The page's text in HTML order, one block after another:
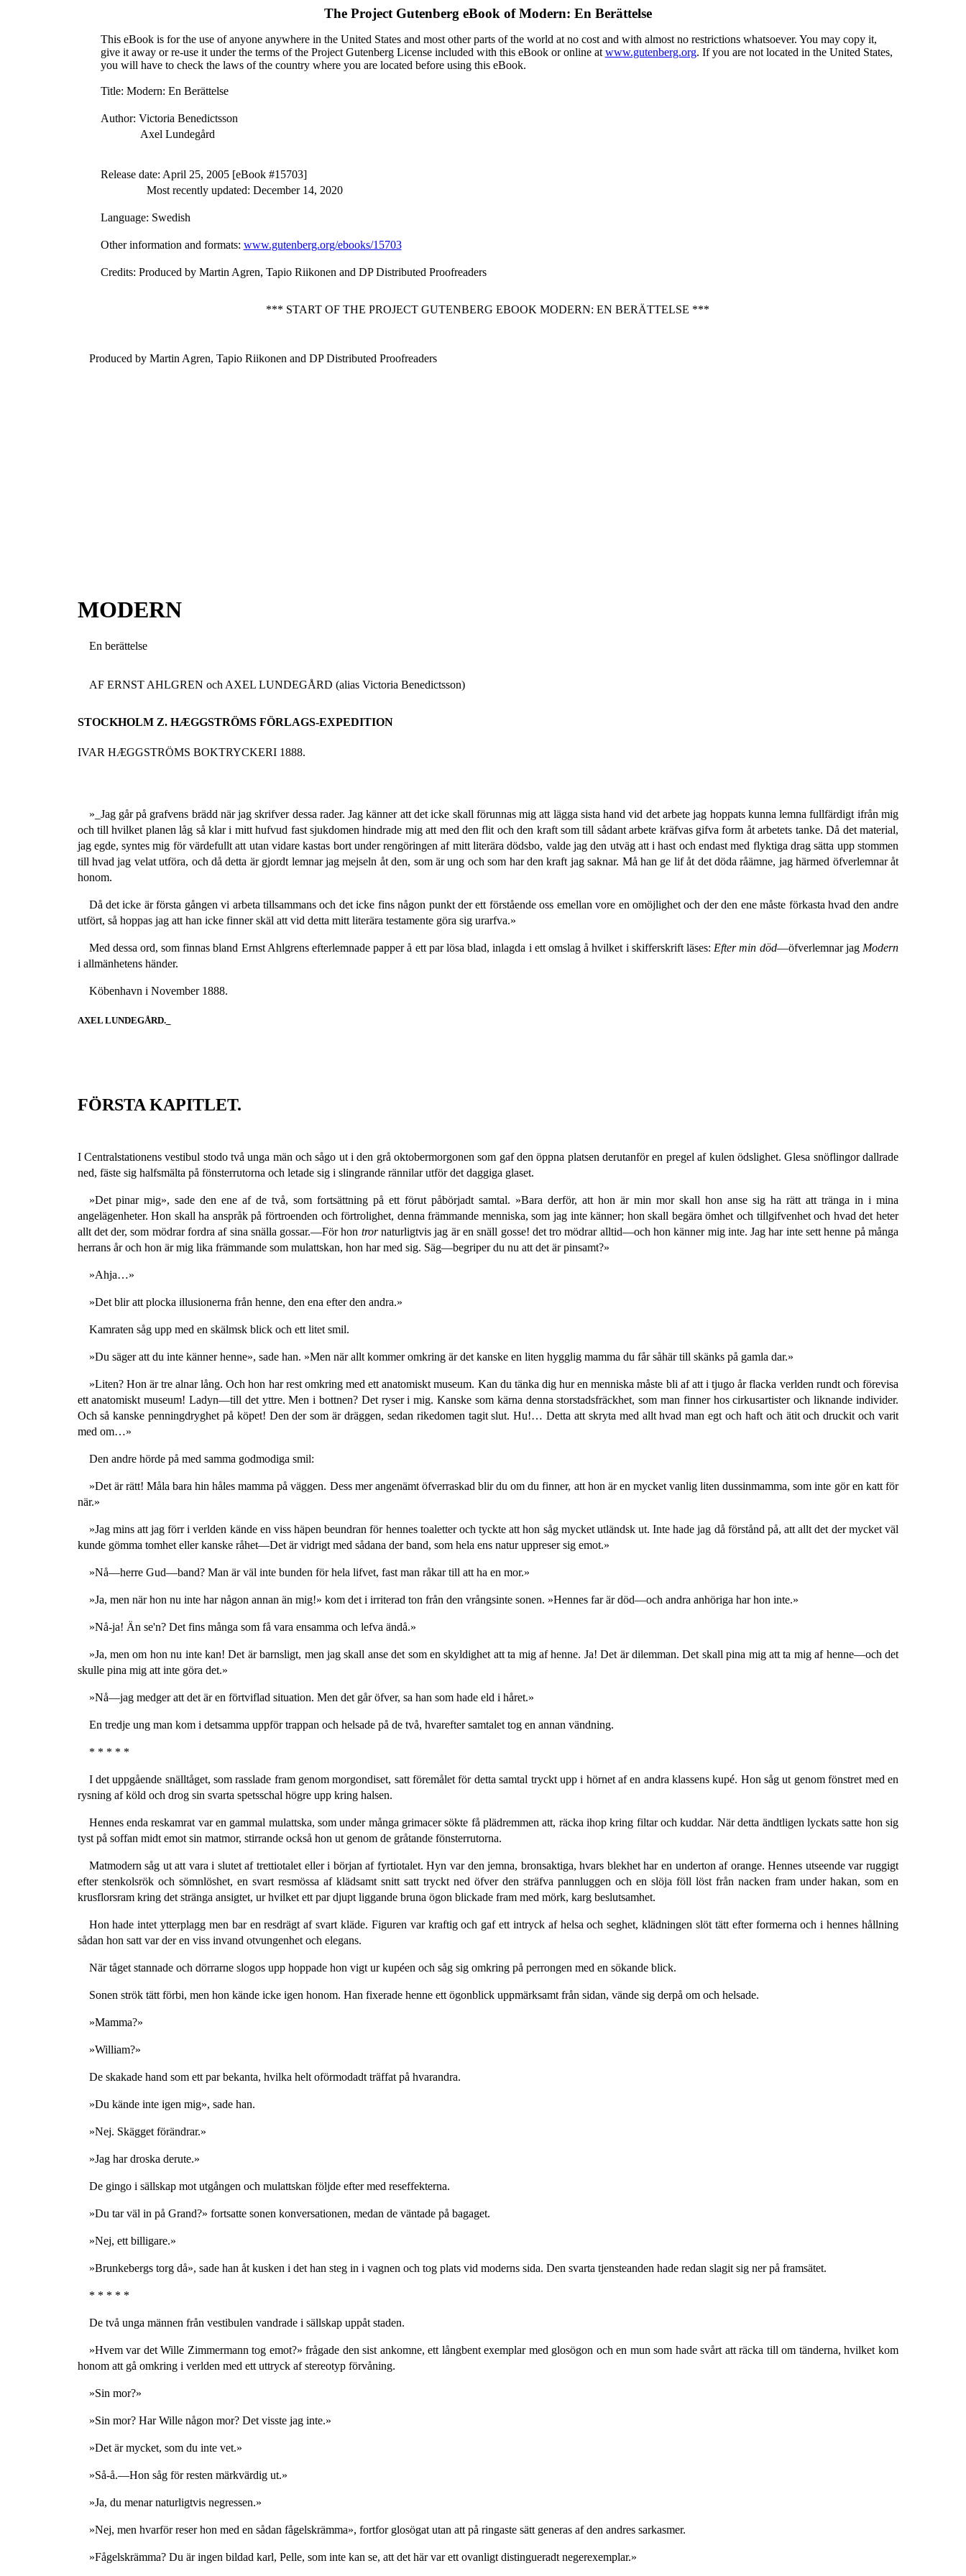
The Project Gutenberg eBook ofModern: En Berättelse
This eBook is for the use of anyone anywhere in the United States and most other parts of the world at no cost and with almost no restrictions whatsoever. You may copy it,
give it away or re-use it under the terms of the Project Gutenberg License included with this eBook or online at www.gutenberg.org. If you are not located in the United States,
you will have to check the laws of the country where you are located before using this eBook.
Title: Modern: En Berättelse
Author: Victoria Benedictsson
Axel Lundegård
Release date: April 25, 2005 [eBook #15703]
Most recently updated: December 14, 2020
Language: Swedish
Other information and formats: www.gutenberg.org/ebooks/15703
Credits: Produced by Martin Agren, Tapio Riikonen and DP Distributed Proofreaders
*** START OF THE PROJECT GUTENBERG EBOOK MODERN: EN BERÄTTELSE ***
Produced by Martin Agren, Tapio Riikonen and DP Distributed Proofreaders
MODERN
En berättelse
AF ERNST AHLGREN och AXEL LUNDEGÅRD (alias Victoria Benedictsson)
STOCKHOLM Z. HÆGGSTRÖMS FÖRLAGS-EXPEDITION
IVAR HÆGGSTRÖMS BOKTRYCKERI 1888.
»_Jag går på grafvens brädd när jag skrifver dessa rader. Jag känner att det icke skall förunnas mig att lägga sista hand vid det arbete jag hoppats kunna lemna fullfärdigt ifrån mig
och till hvilket planen låg så klar i mitt hufvud fast sjukdomen hindrade mig att med den flit och den kraft som till sådant arbete kräfvas gifva form åt arbetets tanke. Då det material,
jag egde, syntes mig för värdefullt att utan vidare kastas bort under rengöringen af mitt literära dödsbo, valde jag den utväg att i hast och endast med flyktiga drag sätta upp stommen
till hvad jag velat utföra, och då detta är gjordt lemnar jag mejseln åt den, som är ung och som har den kraft jag saknar. Må han ge lif åt det döda råämne, jag härmed öfverlemnar åt
honom.
Då det icke är första gången vi arbeta tillsammans och det icke fins någon punkt der ett förstående oss emellan vore en omöjlighet och der den ene måste förkasta hvad den andre
utfört, så hoppas jag att han icke finner skäl att vid detta mitt literära testamente göra sig urarfva.»
Med dessa ord, som finnas bland Ernst Ahlgrens efterlemnade papper å ett par lösa blad, inlagda i ett omslag å hvilket i skifferskrift läses: Efter min död—öfverlemnar jag Modern
i allmänhetens händer.
Köbenhavn i November 1888.
AXEL LUNDEGÅRD._
FÖRSTA KAPITLET.
I Centralstationens vestibul stodo två unga män och sågo ut i den grå oktobermorgonen som gaf den öppna platsen derutanför en pregel af kulen ödslighet. Glesa snöflingor dallrade
ned, fäste sig halfsmälta på fönsterrutorna och letade sig i slingrande rännilar utför det daggiga glaset.
»Det pinar mig», sade den ene af de två, som fortsättning på ett förut påbörjadt samtal. »Bara derför, att hon är min mor skall hon anse sig ha rätt att tränga in i mina
angelägenheter. Hon skall ha anspråk på förtroenden och förtrolighet, denna främmande menniska, som jag inte känner; hon skall begära ömhet och tillgifvenhet och hvad det heter
allt det der, som mödrar fordra af sina snälla gossar.—För hon trornaturligtvis jag är en snäll gosse! det tro mödrar alltid—och hon känner mig inte. Jag har inte sett henne på många
herrans år och hon är mig lika främmande som mulattskan, hon har med sig. Säg—begriper du nu att det är pinsamt?»
»Ahja…»
»Det blir att plocka illusionerna från henne, den ena efter den andra.»
Kamraten såg upp med en skälmsk blick och ett litet smil.
»Du säger att du inte känner henne», sade han. »Men när allt kommer omkring är det kanske en liten hygglig mamma du får såhär till skänks på gamla dar.»
»Liten? Hon är tre alnar lång. Och hon har rest omkring med ett anatomiskt museum. Kan du tänka dig hur en menniska måste bli af att i tjugo år flacka verlden rundt och förevisa
ett anatomiskt museum! Ladyn—till det yttre. Men i bottnen? Det ryser i mig. Kanske som kärna denna storstadsfräckhet, som man finner hos cirkusartister och liknande individer.
Och så kanske penningdryghet på köpet! Den der som är dräggen, sedan rikedomen tagit slut. Hu!… Detta att skryta med allt hvad man egt och haft och ätit och druckit och varit
med om…»
Den andre hörde på med samma godmodiga smil:
»Det är rätt! Måla bara hin håles mamma på väggen. Dess mer angenämt öfverraskad blir du om du finner, att hon är en mycket vanlig liten dussinmamma, som inte gör en katt för
när.»
»Jag mins att jag förr i verlden kände en viss häpen beundran för hennes toaletter och tyckte att hon såg mycket utländsk ut. Inte hade jag då förstånd på, att allt det der mycket väl
kunde gömma tomhet eller kanske råhet—Det är vidrigt med sådana der band, som hela ens natur uppreser sig emot.»
»Nå—herre Gud—band? Man är väl inte bunden för hela lifvet, fast man råkar till att ha en mor.»
»Ja, men när hon nu inte har någon annan än mig!» kom det i irriterad ton från den vrångsinte sonen. »Hennes far är död—och andra anhöriga har hon inte.»
»Nå-ja! Än se'n? Det fins många som få vara ensamma och lefva ändå.»
»Ja, men om hon nu inte kan! Det är barnsligt, men jag skall anse det som en skyldighet att ta mig af henne. Ja! Det är dilemman. Det skall pina mig att ta mig af henne—och det
skulle pina mig att inte göra det.»
»Nå—jag medger att det är en förtviflad situation. Men det går öfver, sa han som hade eld i håret.»
En tredje ung man kom i detsamma uppför trappan och helsade på de två, hvarefter samtalet tog en annan vändning.
* * * * *
I det uppgående snälltåget, som rasslade fram genom morgondiset, satt föremålet för detta samtal tryckt upp i hörnet af en andra klassens kupé. Hon såg ut genom fönstret med en
rysning af köld och drog sin svarta spetsschal högre upp kring halsen.
Hennes enda reskamrat var en gammal mulattska, som under många grimacer sökte få plädremmen att, räcka ihop kring filtar och kuddar. När detta ändtligen lyckats satte hon sig
tyst på soffan midt emot sin matmor, stirrande också hon ut genom de gråtande fönsterrutorna.
Matmodern såg ut att vara i slutet af trettiotalet eller i början af fyrtiotalet. Hyn var den jemna, bronsaktiga, hvars blekhet har en underton af orange. Hennes utseende var ruggigt
efter stenkolsrök och sömnlöshet, en svart resmössa af klädsamt snitt satt tryckt ned öfver den sträfva pannluggen och en slöja föll löst från nacken fram under hakan, som en
krusflorsram kring det stränga ansigtet, ur hvilket ett par djupt liggande bruna ögon blickade fram med mörk, karg beslutsamhet.
Hon hade intet ytterplagg men bar en resdrägt af svart kläde. Figuren var kraftig och gaf ett intryck af helsa och seghet, klädningen slöt tätt efter formerna och i hennes hållning
sådan hon satt var der en viss invand otvungenhet och elegans.
När tåget stannade och dörrarne slogos upp hoppade hon vigt ur kupéen och såg sig omkring på perrongen med en sökande blick.
Sonen strök tätt förbi, men hon kände icke igen honom. Han fixerade henne ett ögonblick uppmärksamt från sidan, vände sig derpå om och helsade.
»Mamma?»
»William?»
De skakade hand som ett par bekanta, hvilka helt oförmodadt träffat på hvarandra.
»Du kände inte igen mig», sade han.
»Nej. Skägget förändrar.»
»Jag har droska derute.»
De gingo i sällskap mot utgången och mulattskan följde efter med reseffekterna.
»Du tar väl in på Grand?» fortsatte sonen konversationen, medan de väntade på bagaget.
»Nej, ett billigare.»
»Brunkebergs torg då», sade han åt kusken i det han steg in i vagnen och tog plats vid moderns sida. Den svarta tjensteanden hade redan slagit sig ner på framsätet.
* * * * *
De två unga männen från vestibulen vandrade i sällskap uppåt staden.
»Hvem var det Wille Zimmermann tog emot?» frågade den sist ankomne, ett långbent exemplar med glosögon och en mun som hade svårt att räcka till om tänderna, hvilket kom
honom att gå omkring i verlden med ett uttryck af stereotyp förvåning.
»Sin mor?»
»Sin mor? Har Wille någon mor? Det visste jag inte.»
»Det är mycket, som du inte vet.»
»Så-å.—Hon såg för resten märkvärdig ut.»
»Ja, du menar naturligtvis negressen.»
»Nej, men hvarför reser hon med en sådan fågelskrämma», fortfor glosögat utan att på ringaste sätt generas af den andres sarkasmer.
»Fågelskrämma? Du är ingen bildad karl, Pelle, som inte kan se, att det här var ett ovanligt distingueradt negerexemplar.»